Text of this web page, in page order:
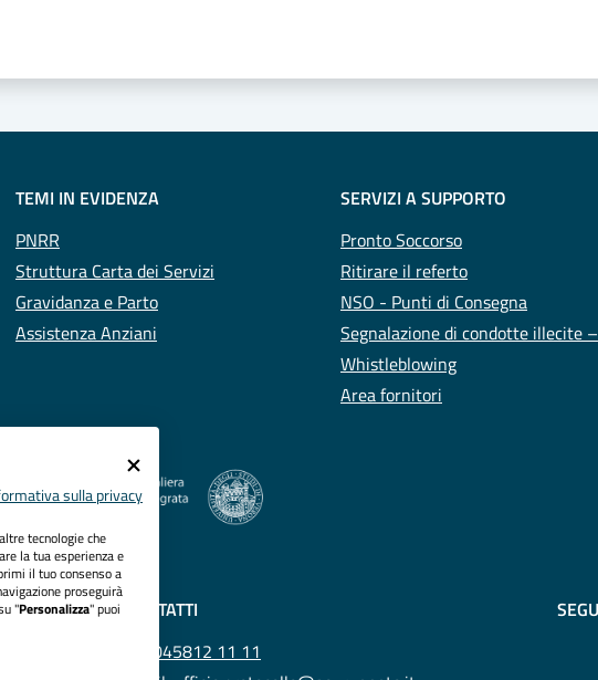
1 a 5 stelle
TEMI IN EVIDENZA
PNRR
Struttura Carta dei Servizi
Gravidanza e Parto
Assistenza Anziani
SERVIZI A SUPPORTO
Pronto Soccorso
Ritirare il referto
NSO - Punti di Consegna
Segnalazione di condotte illecite –
Whistleblowing
Area fornitori
Verona
CONTATTI
045812 11 11
sulla privacy
tecnologie che
la tua esperienza e
il tuo consenso a
proseguirà
"Personalizza" puoi